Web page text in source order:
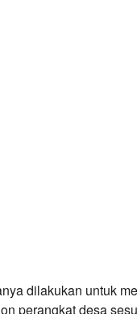
dilakukan untuk
perangkat desa